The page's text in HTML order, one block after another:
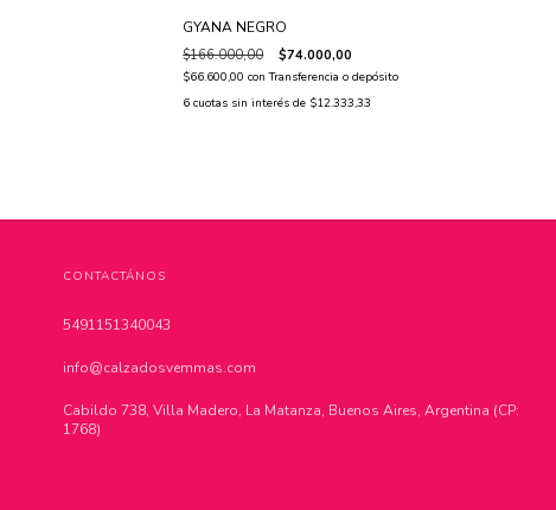
GYANA NEGRO
$166.000,00 $74.000,00
$66.600,00con Transferencia o depósito
6 cuotas sin interés de $12.333,33
CONTACTÁNOS
5491151340043
info@calzadosvemmas.com
Cabildo 738, Villa Madero, La Matanza, Buenos Aires, Argentina (CP:
1768)